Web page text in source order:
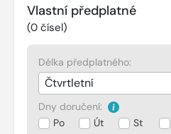
Vlastní předplatné
(0 čísel)
Délka předplatného:
Dny doručení:
Po
Út St